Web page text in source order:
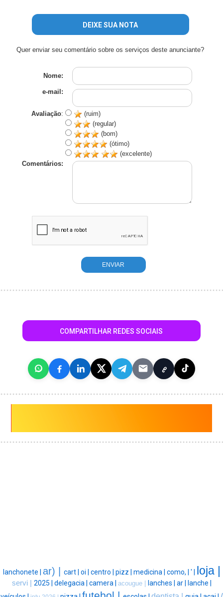
DEIXE SUA NOTA
Quer enviar seu comentário sobre os serviços deste anunciante?
Nome:
e-mail:
Avaliação:
(ruim)
(regular)
(bom)
(ótimo)
(excelente)
Comentários:
COMPARTILHAR REDES SOCIAIS
lanchonete | ar) | cart | oi | centro | pizz | medicina | como, | ' | loja |
servi | 2025 | delegacia | camera | acougue | lanches | ar |
lanche |